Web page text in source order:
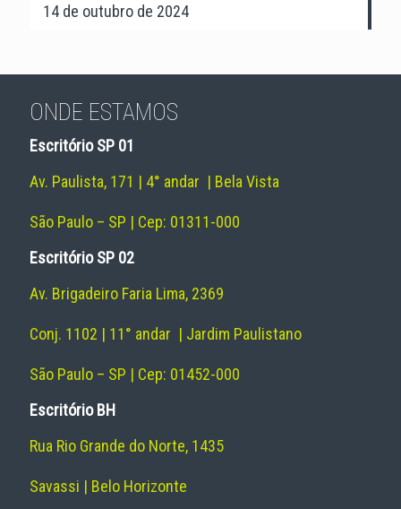
14 de outubro de 2024
ONDE ESTAMOS
Escritório SP 01
Av. Paulista, 171 | 4° andar | Bela Vista
São Paulo – SP | Cep: 01311-000
Escritório SP 02
Av. Brigadeiro Faria Lima, 2369
Conj. 1102 | 11° andar | Jardim Paulistano
São Paulo – SP | Cep: 01452-000
Escritório BH
Rua Rio Grande do Norte, 1435
Savassi | Belo Horizonte